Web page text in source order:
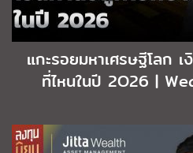
แกะรอยมหาเศรษฐีโลก
ที่ไหนในปี 2O26 |